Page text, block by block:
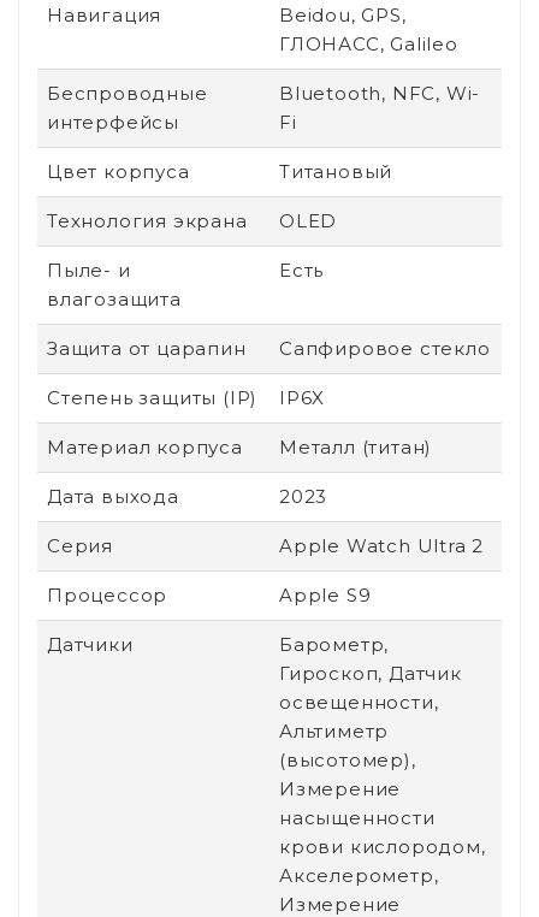
Навигация
Beidou, GPS,
ГЛОНАСС, Galileo
Беспроводные
интерфейсы
Bluetooth, NFC, Wi-
Fi
Цвет корпуса Титановый
Технология экрана OLED
Пыле- и
влагозащита
Есть
Защита от царапин Сапфировое стекло
Степень защиты (IP) IP6X
Материал корпуса Металл (титан)
Дата выхода 2023
Серия Apple Watch Ultra 2
Процессор Apple S9
Датчики
Барометр,
Гироскоп, Датчик
освещенности,
Альтиметр
(высотомер),
Измерение
насыщенности
крови кислородом,
Акселерометр,
Измерение